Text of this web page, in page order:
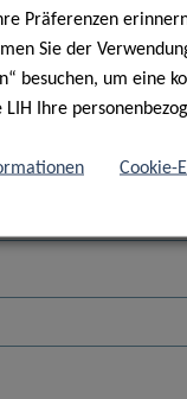
Straße
Präferenzen
Sie der
besuchen, um eine
LIH Ihre
Cookie-